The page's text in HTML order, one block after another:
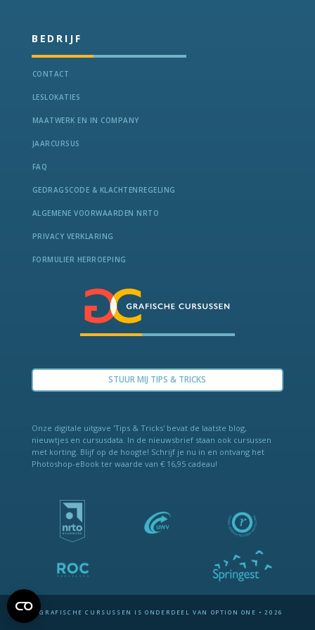
BEDRIJF
CONTACT
LESLOKATIES
MAATWERK EN IN COMPANY
JAARCURSUS
FAQ
GEDRAGSCODE & KLACHTENREGELING
ALGEMENE VOORWAARDEN NRTO
PRIVACY VERKLARING
FORMULIER HERROEPING
STUUR MIJ TIPS & TRICKS
Onze digitale uitgave 'Tips & Tricks' bevat de laat­ste blog,
nieuwtjes en cursus­data. In de nieuws­brief staan ook cur­sus­sen
met kor­ting. Blijf op de hoogte! Schrijf je nu in en ontvang het
Photo­shop-eBook ter waarde van € 16,95 cadeau!
© GRAFISCHE CURSUSSEN IS ONDERDEEL VAN OPTION ONE • 2026